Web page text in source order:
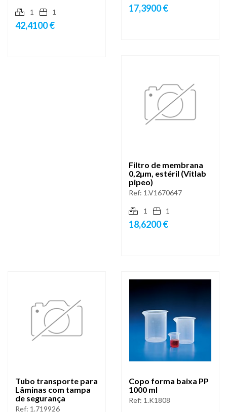
1 1
42,4100 €
17,3900 €
Filtro de membrana
0,2µm, estéril (Vitlab
pipeo)
Ref: 1.V1670647
1 1
18,6200 €
Tubo transporte para
Lâminas com tampa
de segurança
Ref: 1.719926
Copo forma baixa PP
1000 ml
Ref: 1.K1808